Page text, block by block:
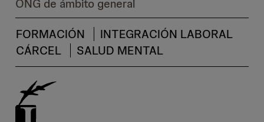
ONG de ámbito general
FORMACIÓN
INTEGRACIÓN LABORAL
CÁRCEL
SALUD MENTAL